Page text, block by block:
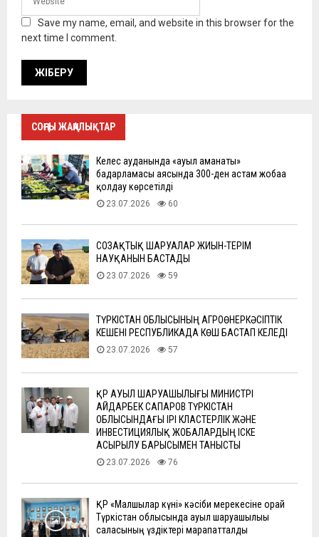
Save my name, email, and website in this browser for the
next time I comment.
СОҢҒЫ ЖАҢАЛЫҚТАР
Келес ауданында «ауыл аманаты»
бағдарламасы аясында 300-ден астам жобаға
қолдау көрсетілді
23.07.2026 60
СОЗАҚТЫҚ ШАРУАЛАР ЖИЫН-ТЕРІМ
НАУҚАНЫН БАСТАДЫ
23.07.2026 59
ТҮРКІСТАН ОБЛЫСЫНЫҢ АГРОӨНЕРКӘСІПТІК
КЕШЕНІ РЕСПУБЛИКАДА КӨШ БАСТАП КЕЛЕДІ
23.07.2026 57
ҚР АУЫЛ ШАРУАШЫЛЫҒЫ МИНИСТРІ
АЙДАРБЕК САПАРОВ ТҮРКІСТАН
ОБЛЫСЫНДАҒЫ ІРІ КЛАСТЕРЛІК ЖӘНЕ
ИНВЕСТИЦИЯЛЫҚ ЖОБАЛАРДЫҢ ІСКЕ
АСЫРЫЛУ БАРЫСЫМЕН ТАНЫСТЫ
23.07.2026 76
ҚР «Малшылар күні» кәсіби мерекесіне орай
Түркістан облысында ауыл шаруашылығы
саласының үздіктері марапатталды